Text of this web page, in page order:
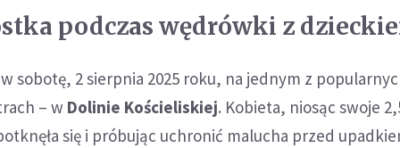
podczas wędrówki z
sobotę, 2 sierpnia 2025 roku, na jednym z
– w Dolinie Kościeliskiej. Kobieta, niosąc swoje
się i próbując uchronić malucha przed